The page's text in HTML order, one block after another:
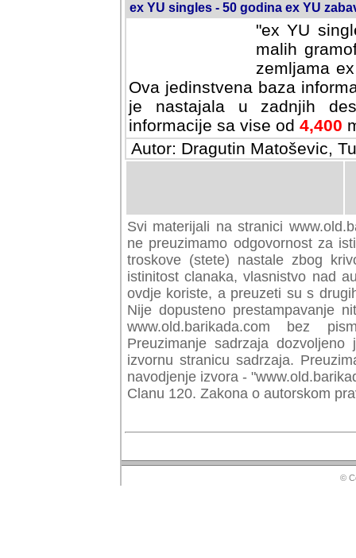
ex YU singles - 50 godina ex YU
"ex YU
malih
zemljama
Ova jedinstvena baza
je nastajala u zadnjih
informacije sa vise od 4,400
Autor: Dragutin Matoševic,
Svi materijali na stranici
preuzimamo odgovornost za
troskove (stete) nastale zbog
istinitost clanaka, vlasnistvo nad
ovdje koriste, a preuzeti su s
Nije dopusteno prestampavanje
www.old.barikada.com bez
Preuzimanje sadrzaja
izvornu stranicu sadrzaja.
navodjenje izvora -
Clanu 120. Zakona o autorskom
©